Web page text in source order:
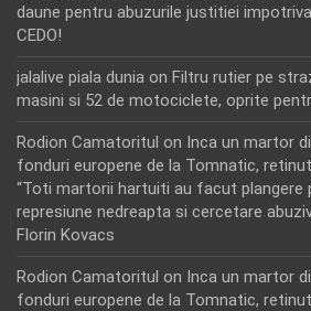
daune pentru abuzurile justitiei
CEDO!
jalalive piala dunia on Filtru rutier pe
masini si 52 de motociclete, oprite
Rodion Camatoritul on Inca un martor
fonduri europene de la Tomnatic,
“Toti martorii hartuiti au facut plangere
represiune nedreapta si cercetare
Florin Kovacs
Rodion Camatoritul on Inca un martor
fonduri europene de la Tomnatic,